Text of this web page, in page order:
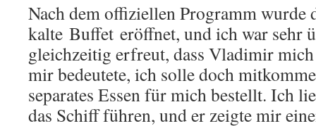
Nach dem offiziellen Programm wurde
kalte Buffet eröffnet, und ich war sehr
gleichzeitig erfreut, dass Vladimir
mir bedeutete, ich solle doch
separates Essen für mich bestellt. Ich
das Schiff führen, und er zeigte mir